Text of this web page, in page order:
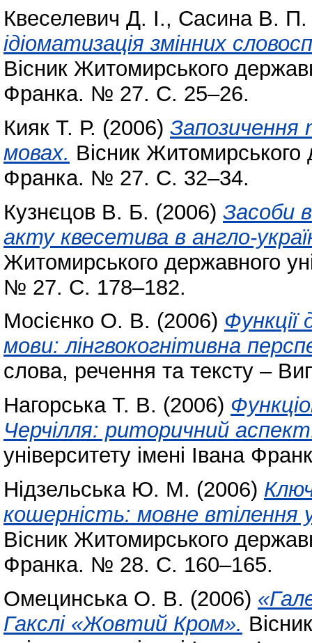
Квеселевич Д. І., Сасина В. П.
ідіоматизація змінних
Вісник Житомирського
Франка. № 27. С. 25–26.
Кияк Т. Р. (2006) Запозичення
мовах. Вісник Житомирського
Франка. № 27. С. 32–34.
Кузнєцов В. Б. (2006) Засоби
акту квесетива в англо-
Житомирського державного
№ 27. С. 178–182.
Мосієнко О. В. (2006) Функції
мови: лінгвокогнітивна
слова, речення та тексту –
Нагорська Т. В. (2006)
Черчілля: риторичний
університету імені Івана
Нідзельська Ю. М. (2006)
кошерність: мовне втілення
Вісник Житомирського
Франка. № 28. С. 160–165.
Омецинська О. В. (2006)
Гакслі «Жовтий Кром».